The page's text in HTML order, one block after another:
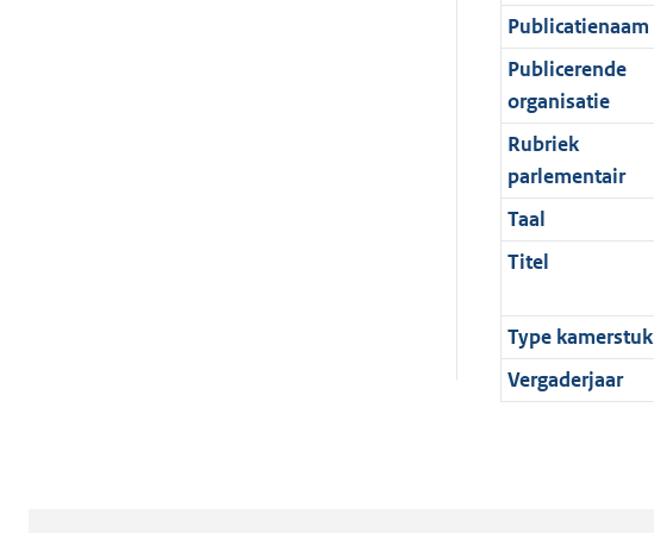
Publicatienaam
Publicerende
organisatie
Rubriek
parlementair
Taal
Titel
Type kamerstuk
Vergaderjaar